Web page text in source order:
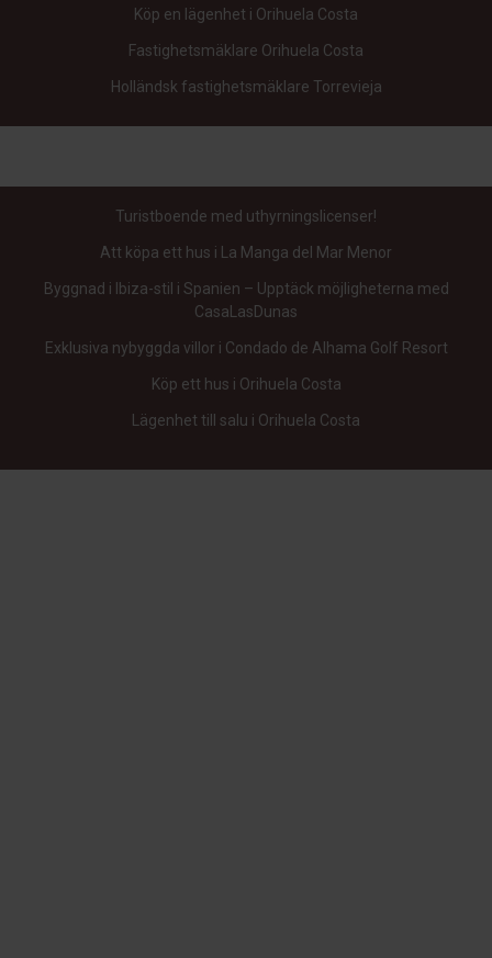
Köp en lägenhet i Orihuela Costa
Fastighetsmäklare Orihuela Costa
Holländsk fastighetsmäklare Torrevieja
Turistboende med uthyrningslicenser!
Att köpa ett hus i La Manga del Mar Menor
Byggnad i Ibiza-stil i Spanien – Upptäck möjligheterna med
CasaLasDunas
Exklusiva nybyggda villor i Condado de Alhama Golf Resort
Köp ett hus i Orihuela Costa
Lägenhet till salu i Orihuela Costa